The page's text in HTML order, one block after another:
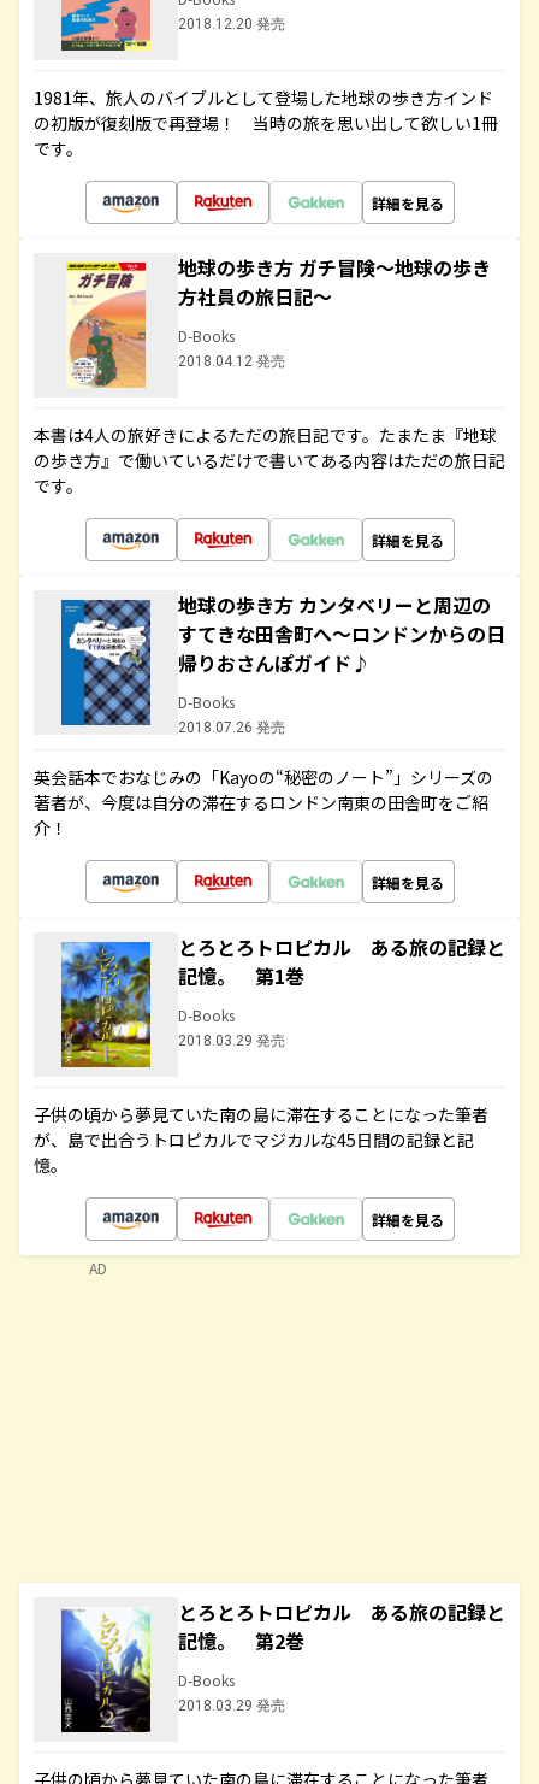
2018.12.20 発売
1981年、旅人のバイブルとして登場した地球の歩き方インド
の初版が復刻版で再登場！ 当時の旅を思い出して欲しい1冊
です。
詳細を見る
地球の歩き方 ガチ冒険～地球の歩き
方社員の旅日記～
D-Books
2018.04.12 発売
本書は4人の旅好きによるただの旅日記です。たまたま『地球
の歩き方』で働いているだけで書いてある内容はただの旅日記
です。
詳細を見る
地球の歩き方 カンタベリーと周辺の
すてきな田舎町へ～ロンドンからの日
帰りおさんぽガイド♪
D-Books
2018.07.26 発売
英会話本でおなじみの「Kayoの“秘密のノート”」シリーズの
著者が、今度は自分の滞在するロンドン南東の田舎町をご紹
介！
詳細を見る
とろとろトロピカル ある旅の記録と
記憶。 第1巻
D-Books
2018.03.29 発売
子供の頃から夢見ていた南の島に滞在することになった筆者
が、島で出合うトロピカルでマジカルな45日間の記録と記
憶。
詳細を見る
とろとろトロピカル ある旅の記録と
記憶。 第2巻
D-Books
2018.03.29 発売
子供の頃から夢見ていた南の島に滞在することになった筆者
AD